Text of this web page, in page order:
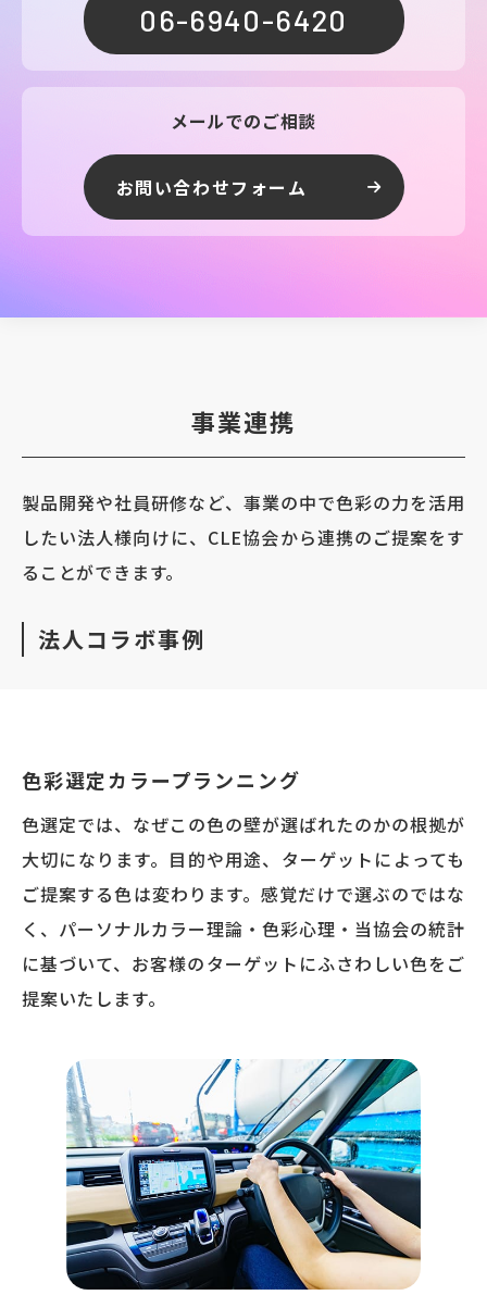
06-6940-6420
メールでのご相談
お問い合わせフォーム
事業連携
製品開発や社員研修など、事業の中で色彩の力を活用
したい法人様向けに、CLE協会から連携のご提案をす
ることができます。
法人コラボ事例
色彩選定カラープランニング
色選定では、なぜこの色の壁が選ばれたのかの根拠が
大切になります。目的や用途、ターゲットによっても
ご提案する色は変わります。感覚だけで選ぶのではな
く、パーソナルカラー理論・色彩心理・当協会の統計
に基づいて、お客様のターゲットにふさわしい色をご
提案いたします。